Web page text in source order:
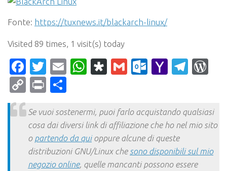
Fonte: https://tuxnews.it/blackarch-linux/
Visited 89 times, 1 visit(s) today
Facebook
Twitter
EmailWhatsApp
Diaspora
Gmail Yahoo
CopyPrint
Se vuoi sostenermi, puoi farlo acquistando qualsiasi
cosa dai diversi link di affiliazione che ho nel mio sito
o partendo da quioppure alcune di queste
distribuzioni GNU/Linux che sono disponibili sul mio
negozio online, quelle mancanti possono essere